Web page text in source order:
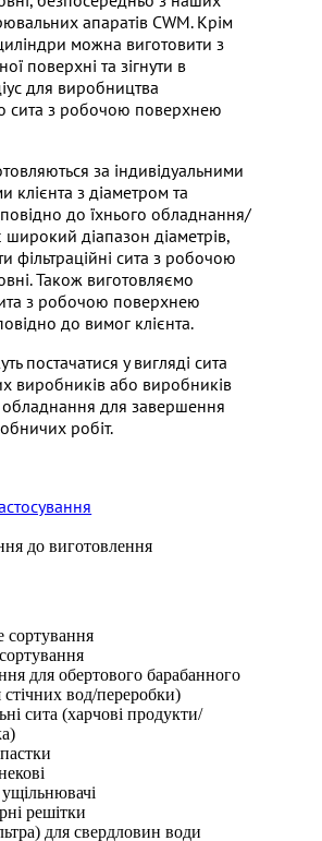
апаратів CWM. Крім
можна виготовити з
поверхні та зігнути в
для виробництва
сита з робочою поверхнею
за індивідуальними
клієнта з діаметром та
до їхнього обладнання/
діапазон діаметрів,
фільтраційні сита з робочою
Також виготовляємо
з робочою поверхнею
до вимог клієнта.
постачатися у вигляді сита
виробників або виробників
для завершення
робіт.
до виготовлення
сортування
для обертового барабанного
стічних вод/переробки)
сита (харчові продукти/
решітки
для свердловин води